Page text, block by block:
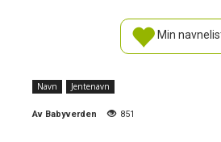
Min
Navn Jentenavn
Av Babyverden 851